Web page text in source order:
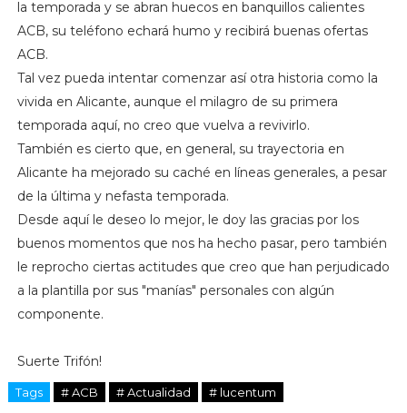
la temporada y se abran huecos en banquillos calientes
ACB, su teléfono echará humo y recibirá buenas ofertas
ACB.
Tal vez pueda intentar comenzar así otra historia como la
vivida en Alicante, aunque el milagro de su primera
temporada aquí, no creo que vuelva a revivirlo.
También es cierto que, en general, su trayectoria en
Alicante ha mejorado su caché en líneas generales, a pesar
de la última y nefasta temporada.
Desde aquí le deseo lo mejor, le doy las gracias por los
buenos momentos que nos ha hecho pasar, pero también
le reprocho ciertas actitudes que creo que han perjudicado
a la plantilla por sus "manías" personales con algún
componente.
Suerte Trifón!
Tags # ACB # Actualidad # lucentum